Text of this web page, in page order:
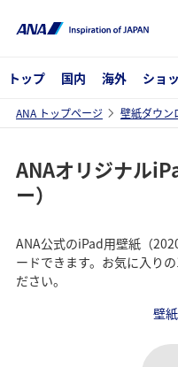
トップ 国内 海外 ショ
ANA トップページ 壁紙ダウン
ANAオリジナル
ー）
ANA公式のiPad用壁紙（
ードできます。お気に入り
ださい。
壁